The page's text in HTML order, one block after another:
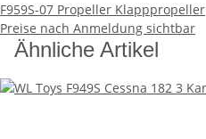
F959S-07 Propeller Klapppropeller
Preise nach Anmeldung sichtbar
Ähnliche Artikel